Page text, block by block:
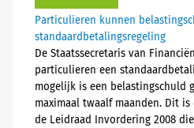
Particulieren kunnen
standaardbetalingsregeling
De Staatssecretaris van
particulieren een
mogelijk is een belastingschuld
maximaal twaalf maanden. Dit
de Leidraad Invordering 2008